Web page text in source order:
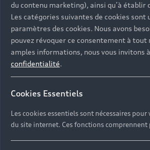
du contenu marketing), ainsi qu’à
Les catégories suivantes de cookies
paramètres des cookies. Nous avons
pouvez révoquer ce consentement à
amples informations, nous vous invitons
confidentialité.
Cookies Essentiels
Les cookies essentiels sont nécessaires
du site internet. Ces fonctions